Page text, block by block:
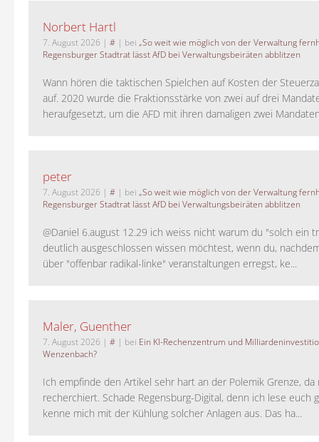
Norbert Hartl
7. August 2026 | # | bei „So weit wie möglich von der Verwaltung
Regensburger Stadtrat lässt AfD bei Verwaltungsbeiräten abblitzen
Wann hören die taktischen Spielchen auf Kosten der
auf. 2020 wurde die Fraktionsstärke von zwei auf drei
heraufgesetzt, um die AFD mit ihren damaligen zwei
peter
7. August 2026 | # | bei „So weit wie möglich von der Verwaltung
Regensburger Stadtrat lässt AfD bei Verwaltungsbeiräten abblitzen
@Daniel 6.august 12.29 ich weiss nicht warum du "solch ein
deutlich ausgeschlossen wissen möchtest, wenn du,
über "offenbar radikal-linke" veranstaltungen erregst, ke...
Maler, Guenther
7. August 2026 | # | bei Ein KI-Rechenzentrum und
Wenzenbach?
Ich empfinde den Artikel sehr hart an der Polemik Grenze,
recherchiert. Schade Regensburg-Digital, denn ich lese euch
kenne mich mit der Kühlung solcher Anlagen aus. Das ha...